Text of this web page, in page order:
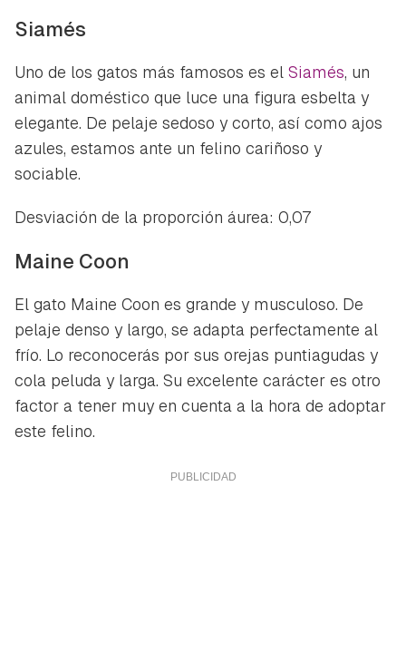
Siamés
Uno de los gatos más famosos es el Siamés, un
animal doméstico que luce una figura esbelta y
elegante. De pelaje sedoso y corto, así como ajos
azules, estamos ante un felino cariñoso y
sociable.
Desviación de la proporción áurea: 0,07
Maine Coon
El gato Maine Coon es grande y musculoso. De
pelaje denso y largo, se adapta perfectamente al
frío. Lo reconocerás por sus orejas puntiagudas y
cola peluda y larga. Su excelente carácter es otro
factor a tener muy en cuenta a la hora de adoptar
este felino.